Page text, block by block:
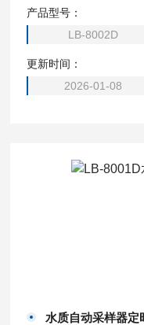
产品型号：
LB-8002D
更新时间：
2026-01-08
水质自动采样器定